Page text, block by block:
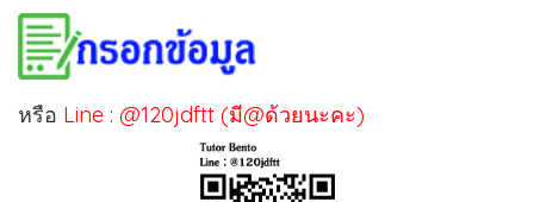
หรือ Line : @120jdftt (มี@ด้วยนะคะ)